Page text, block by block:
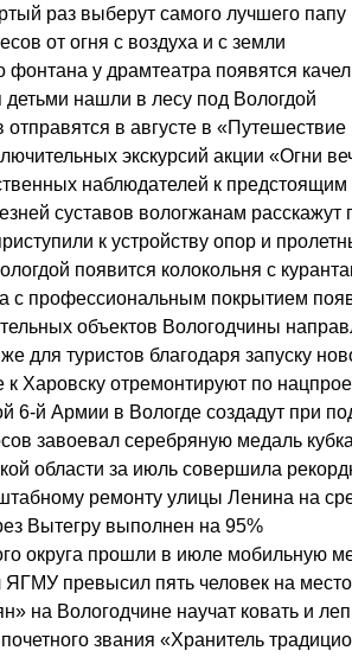
раз выберут самого лучшего папу
от огня с воздуха и с земли
фонтана у драмтеатра появятся
нашли в лесу под Вологдой
отправятся в августе в
экскурсий акции «Огни
наблюдателей к
суставов вологжанам
к устройству опор и
появится колокольня с
с профессиональным покрытием
объектов Вологодчины
для туристов благодаря запуску
к Харовску отремонтируют по
й Армии в Вологде создадут при
завоевал серебряную медаль
области за июль совершила
ремонту улицы Ленина на
Вытегру выполнен на 95%
округа прошли в июле мобильную
ЯГМУ превысил пять человек на место
на Вологодчине научат ковать и
звания «Хранитель